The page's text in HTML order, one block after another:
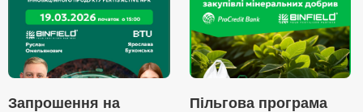
Запрошення на
Пільгова програма